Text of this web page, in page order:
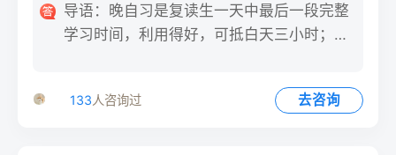
导语：晚自习是复读生一天中最后一段完整
学习时间，利用得好，可抵白天三小时；利
133人咨询过 去咨询